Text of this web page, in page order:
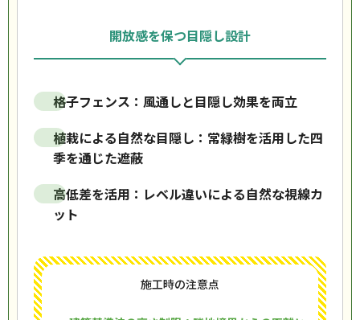
開放感を保つ目隠し設計
格子フェンス：風通しと目隠し効果を両立
植栽による自然な目隠し：常緑樹を活用した四
季を通じた遮蔽
高低差を活用：レベル違いによる自然な視線カ
ット
施工時の注意点